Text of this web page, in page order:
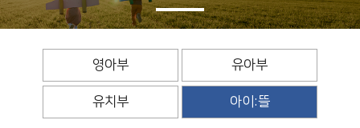
영아부 유아부
유치부 아이:뜰